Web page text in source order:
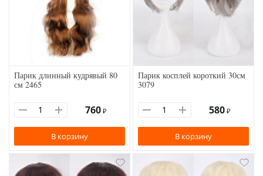
Парик длинный кудрявый 80
см 2465
760 ₽
В корзину
Парик косплей короткий 30см
3079
580 ₽
В корзину